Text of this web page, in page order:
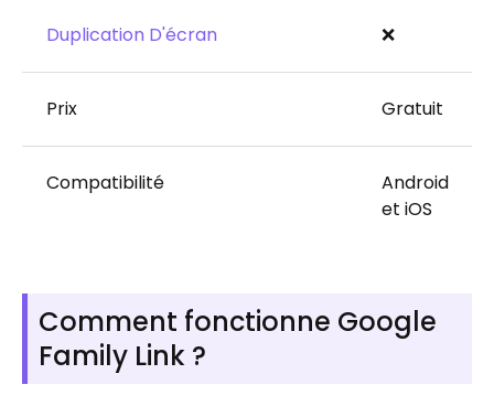
Duplication D'écran ❌
Prix Gratuit
Compatibilité
Android
et iOS
Comment fonctionne Google
Family Link ?